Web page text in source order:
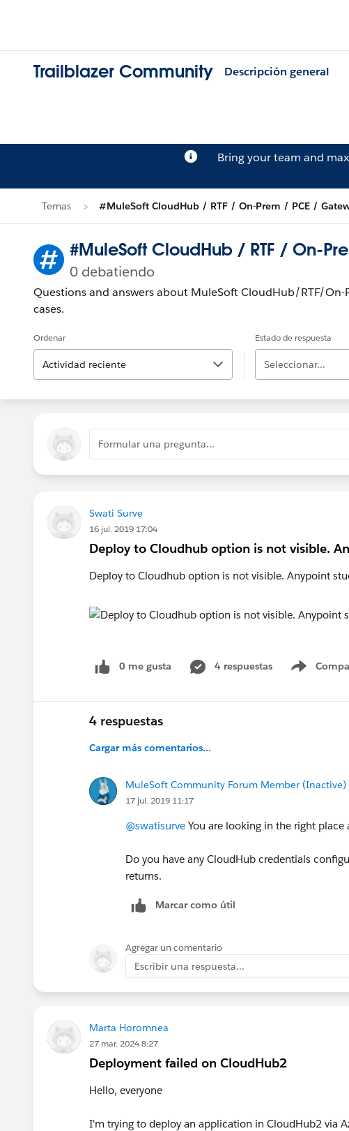
Trailblazer Community Descripción general
Bring your team and
Temas #MuleSoft CloudHub / RTF / On-Prem / PCE /
#MuleSoft CloudHub / RTF / On-
0 debatiendo
Questions and answers about MuleSoft CloudHub/RTF/
cases.
Ordenar
Actividad reciente
Estado de respuesta
Seleccionar...
Formular una pregunta...
Swati Surve
16 jul. 2019 17:04
Deploy to Cloudhub option is not visible.
Deploy to Cloudhub option is not visible. Anypoint
0 me gusta 4 respuestas
Show
4 respuestas
Cargar más comentarios...
MuleSoft Community Forum Member (Inactive)
17 jul. 2019 11:17
@swatisurve You are looking in the right
Do you have any CloudHub credentials
returns.
Marcar como útil
Agregar un comentario
Escribir una respuesta...
Marta Horomnea
27 mar. 2024 8:27
Deployment failed on CloudHub2
Hello, everyone
I'm trying to deploy an application in CloudHub2 via